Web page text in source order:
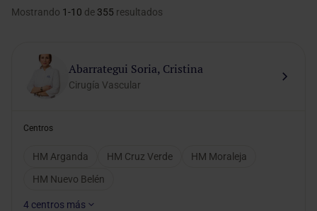
Mostrando 1-10 de 355 resultados
Abarrategui Soria, Cristina
Cirugía Vascular
Centros
HM Arganda HM Cruz Verde
HM Moraleja
HM Nuevo Belén
4 centros más